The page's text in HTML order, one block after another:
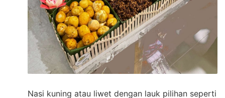
Nasi kuning atau liwet dengan lauk pilihan seperti